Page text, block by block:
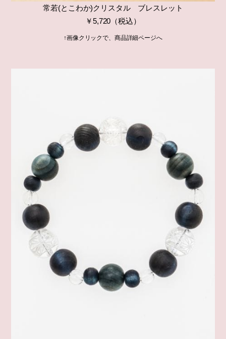
常若(とこわか)クリスタル ブレスレット
￥5,720（税込）
↑画像クリックで、商品詳細ページへ